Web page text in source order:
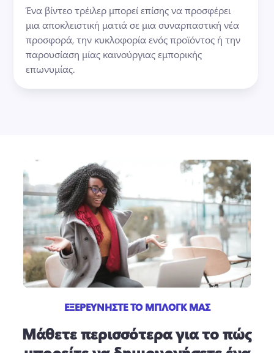
Ένα βίντεο τρέιλερ μπορεί επίσης να προσφέρει
μια αποκλειστική ματιά σε μια συναρπαστική νέα
προσφορά, την κυκλοφορία ενός προϊόντος ή την
παρουσίαση μίας καινούργιας εμπορικής
επωνυμίας.
ΕΞΕΡΕΥΝΗΣΤΕ ΤΟ ΜΠΛΟΓΚ ΜΑΣ
Μάθετε περισσότερα για το πώς